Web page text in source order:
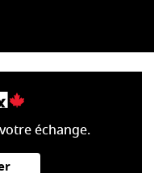
échange.